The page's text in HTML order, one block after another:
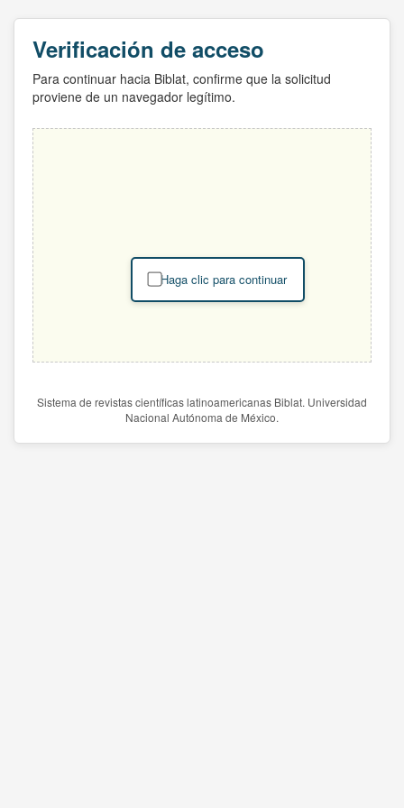
Verificación de acceso
Para continuar hacia Biblat, confirme que la solicitud
proviene de un navegador legítimo.
Haga clic para continuar
Sistema de revistas científicas latinoamericanas Biblat. Universidad
Nacional Autónoma de México.